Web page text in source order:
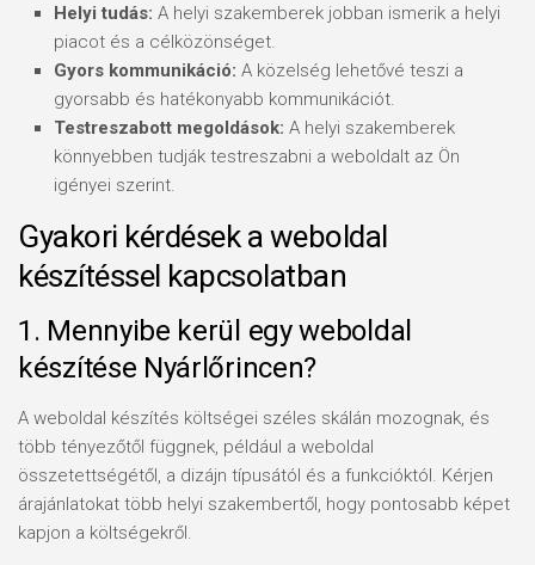
Helyi tudás: A helyi szakemberek jobban ismerik a helyi
piacot és a célközönséget.
Gyors kommunikáció: A közelség lehetővé teszi a
gyorsabb és hatékonyabb kommunikációt.
Testreszabott megoldások: A helyi szakemberek
könnyebben tudják testreszabni a weboldalt az Ön
igényei szerint.
Gyakori kérdések a weboldal
készítéssel kapcsolatban
1. Mennyibe kerül egy weboldal
készítése Nyárlőrincen?
A weboldal készítés költségei széles skálán mozognak, és
több tényezőtől függnek, például a weboldal
összetettségétől, a dizájn típusától és a funkcióktól. Kérjen
árajánlatokat több helyi szakembertől, hogy pontosabb képet
kapjon a költségekről.